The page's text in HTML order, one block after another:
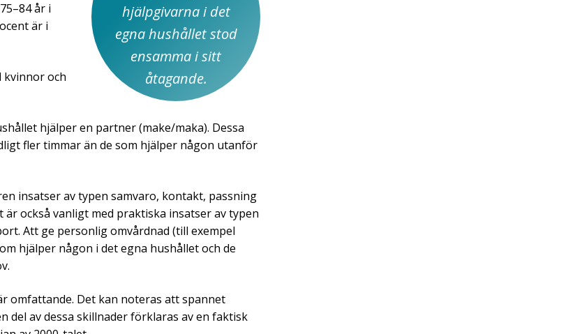
år i
är i
kvinnor och
hjälpgivarna i det
egna hushållet stod
ensamma i sitt
åtagande.
hjälper en partner (make/maka). Dessa
fler timmar än de som hjälper någon utanför
insatser av typen samvaro, kontakt, passning
också vanligt med praktiska insatser av typen
Att ge personlig omvårdnad (till exempel
hjälper någon i det egna hushållet och de
omfattande. Det kan noteras att spannet
del av dessa skillnader förklaras av en faktisk